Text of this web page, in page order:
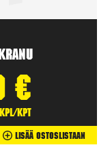
€
kpt
Lisää Ostoslistaan